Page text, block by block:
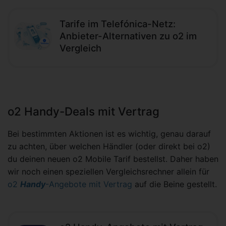
Tarife im Telefónica-Netz:
Anbieter-Alternativen zu o2 im
Vergleich
o2 Handy-Deals mit Vertrag
Bei bestimmten Aktionen ist es wichtig, genau darauf
zu achten, über welchen Händler (oder direkt bei o2)
du deinen neuen o2 Mobile Tarif bestellst. Daher haben
wir noch einen speziellen Vergleichsrechner allein für
o2 Handy-Angebote mit Vertrag auf die Beine gestellt.